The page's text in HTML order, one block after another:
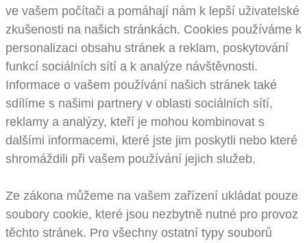
ve vašem počítači a pomáhají nám k lepší uživatelské
zkušenosti na našich stránkách. Cookies používáme k
personalizaci obsahu stránek a reklam, poskytování
funkcí sociálních sítí a k analýze návštěvnosti.
Informace o vašem používání našich stránek také
sdílíme s našimi partnery v oblasti sociálních sítí,
reklamy a analýzy, kteří je mohou kombinovat s
dalšími informacemi, které jste jim poskytli nebo které
shromáždili při vašem používání jejich služeb.
Ze zákona můžeme na vašem zařízení ukládat pouze
soubory cookie, které jsou nezbytně nutné pro provoz
těchto stránek. Pro všechny ostatní typy souborů